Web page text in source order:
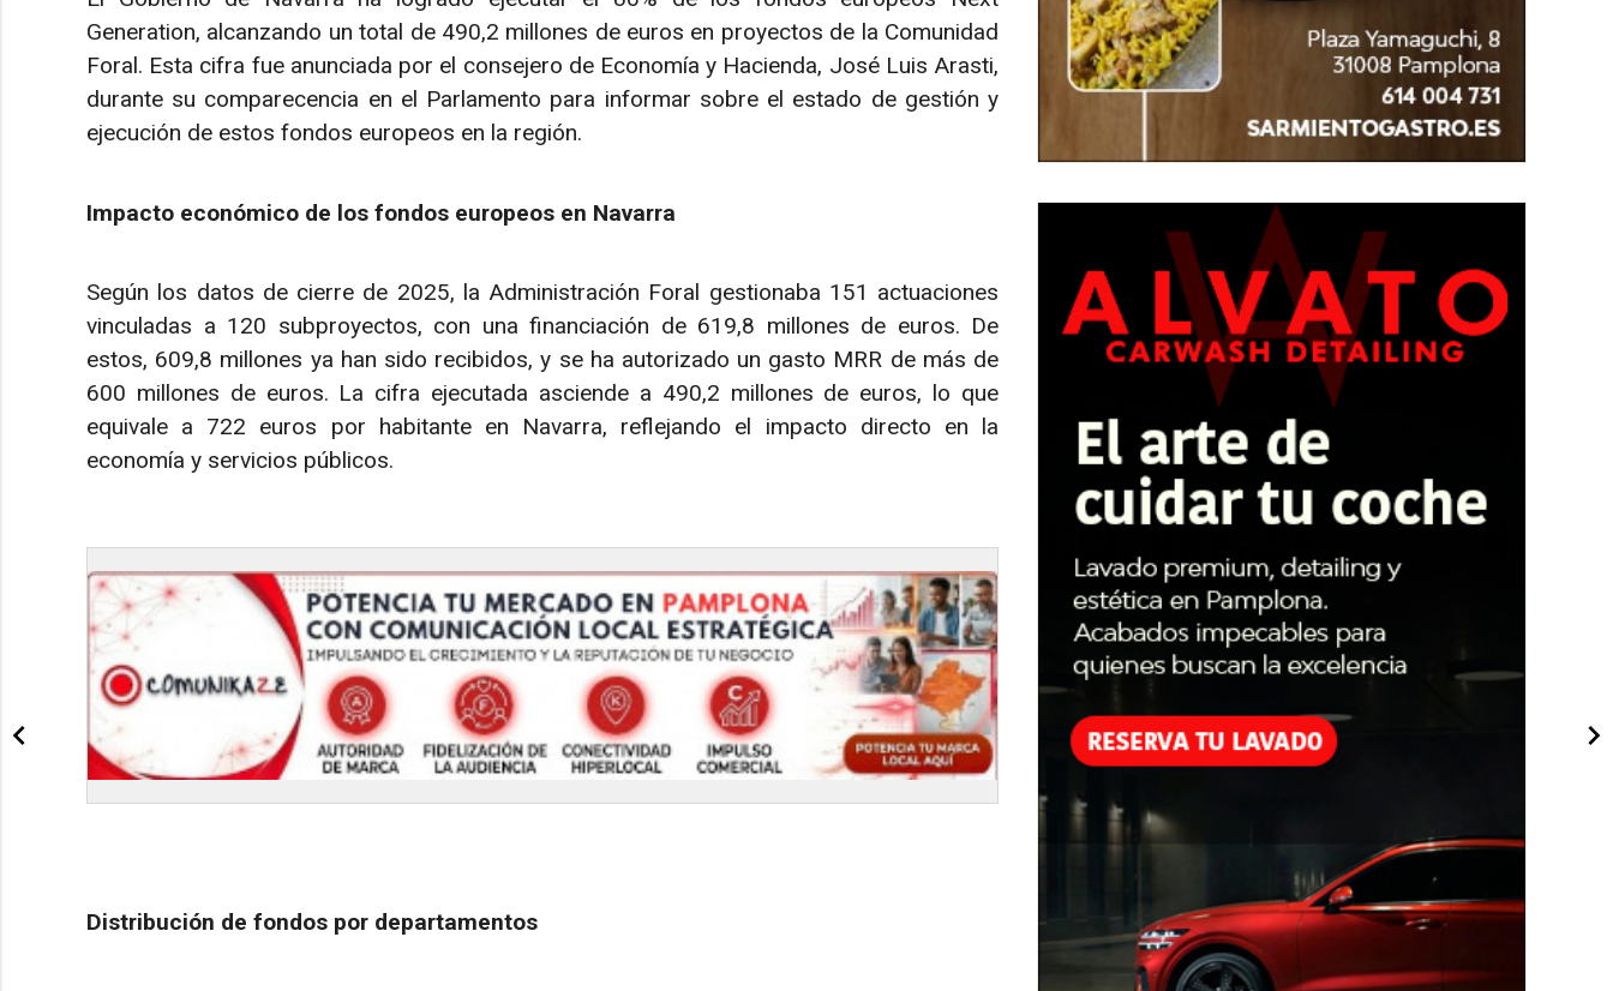
Generation, alcanzando un total de 490,2 millones de euros en proyectos de la Comunidad
Foral. Esta cifra fue anunciada por el consejero de Economía y Hacienda, José Luis Arasti,
durante su comparecencia en el Parlamento para informar sobre el estado de gestión y
ejecución de estos fondos europeos en la región.
Impacto económico de los fondos europeos en Navarra
Según los datos de cierre de 2025, la Administración Foral gestionaba 151 actuaciones
vinculadas a 120 subproyectos, con una financiación de 619,8 millones de euros. De
estos, 609,8 millones ya han sido recibidos, y se ha autorizado un gasto MRR de más de
600 millones de euros. La cifra ejecutada asciende a 490,2 millones de euros, lo que
equivale a 722 euros por habitante en Navarra, reflejando el impacto directo en la
economía y servicios públicos.
Distribución de fondos por departamentos